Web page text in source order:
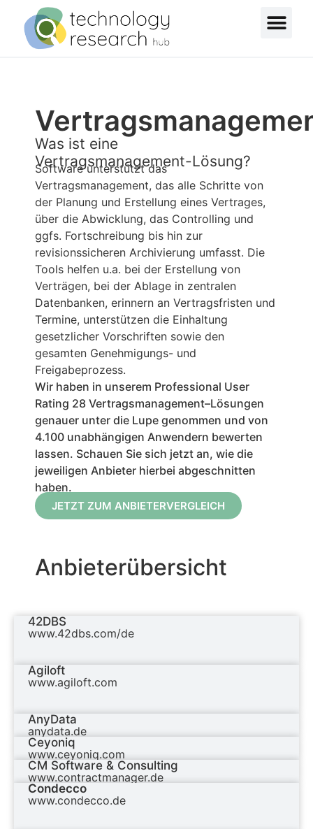
Was ist eine
Vertragsmanagement-Lösung?
Software unterstützt das
Vertragsmanagement, das alle Schritte von
der Planung und Erstellung eines Vertrages,
über die Abwicklung, das Controlling und
ggfs. Fortschreibung bis hin zur
revisionssicheren Archivierung umfasst. Die
Tools helfen u.a. bei der Erstellung von
Verträgen, bei der Ablage in zentralen
Datenbanken, erinnern an Vertragsfristen und
Termine, unterstützen die Einhaltung
gesetzlicher Vorschriften sowie den
gesamten Genehmigungs- und
Freigabeprozess.
Wir haben in unserem Professional User
Rating 28 Vertragsmanagement–Lösungen
genauer unter die Lupe genommen und von
4.100 unabhängigen Anwendern bewerten
lassen. Schauen Sie sich jetzt an, wie die
jeweiligen Anbieter hierbei abgeschnitten
haben.
JETZT ZUM ANBIETERVERGLEICH
Anbieterübersicht
42DBS
www.42dbs.com/de
Agiloft
www.agiloft.com
AnyData
anydata.de
Ceyoniq
www.ceyoniq.com
CM Software & Consulting
www.contractmanager.de
Condecco
www.condecco.de